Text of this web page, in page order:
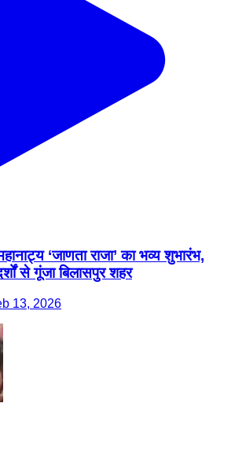
‘जाणता राजा’ का भव्य शुभारंभ,
से गूंजा बिलासपुर शहर
13, 2026